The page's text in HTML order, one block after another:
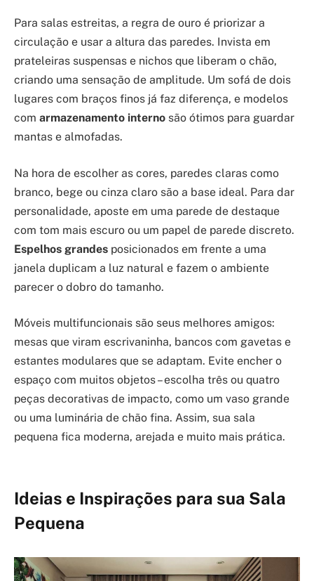
Para salas estreitas, a regra de ouro é priorizar a
circulação e usar a altura das paredes. Invista em
prateleiras suspensas e nichos que liberam o chão,
criando uma sensação de amplitude. Um sofá de dois
lugares com braços finos já faz diferença, e modelos
com armazenamento interno são ótimos para guardar
mantas e almofadas.
Na hora de escolher as cores, paredes claras como
branco, bege ou cinza claro são a base ideal. Para dar
personalidade, aposte em uma parede de destaque
com tom mais escuro ou um papel de parede discreto.
Espelhos grandes posicionados em frente a uma
janela duplicam a luz natural e fazem o ambiente
parecer o dobro do tamanho.
Móveis multifuncionais são seus melhores amigos:
mesas que viram escrivaninha, bancos com gavetas e
estantes modulares que se adaptam. Evite encher o
espaço com muitos objetos – escolha três ou quatro
peças decorativas de impacto, como um vaso grande
ou uma luminária de chão fina. Assim, sua sala
pequena fica moderna, arejada e muito mais prática.
Ideias e Inspirações para sua Sala
Pequena